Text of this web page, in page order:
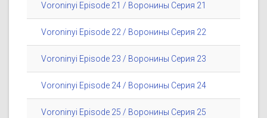
Voroninyi Episode 21 / Воронины Серия 21
Voroninyi Episode 22 / Воронины Серия 22
Voroninyi Episode 23 / Воронины Серия 23
Voroninyi Episode 24 / Воронины Серия 24
Voroninyi Episode 25 / Воронины Серия 25